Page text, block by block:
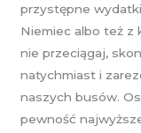
przystępne
Niemiec albo też z
nie przeciągaj,
natychmiast i
naszych busów.
pewność